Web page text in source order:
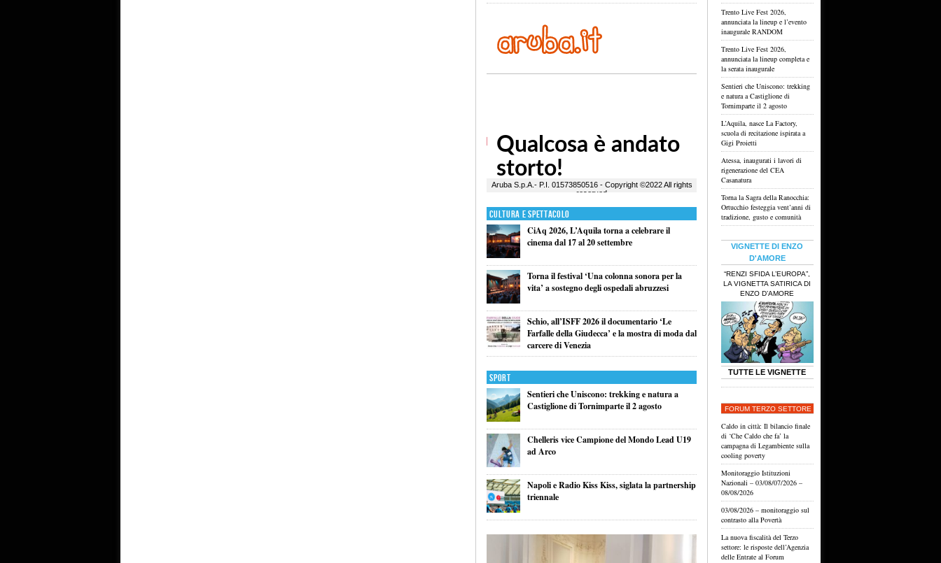
Cultura e Spettacolo
CiAq 2026, L’Aquila torna a celebrare il
cinema dal 17 al 20 settembre
Torna il festival ‘Una colonna sonora per la
vita’ a sostegno degli ospedali abruzzesi
Schio, all’ISFF 2026 il documentario ‘Le
Farfalle della Giudecca’ e la mostra di moda dal
carcere di Venezia
Sport
Sentieri che Uniscono: trekking e natura a
Castiglione di Tornimparte il 2 agosto
Chelleris vice Campione del Mondo Lead U19
ad Arco
Napoli e Radio Kiss Kiss, siglata la partnership
triennale
Trento Live Fest 2026,
annunciata la lineup e l’evento
inaugurale RANDOM
Trento Live Fest 2026,
annunciata la lineup completa e
la serata inaugurale
Sentieri che Uniscono: trekking
e natura a Castiglione di
Tornimparte il 2 agosto
L’Aquila, nasce La Factory,
scuola di recitazione ispirata a
Gigi Proietti
Atessa, inaugurati i lavori di
rigenerazione del CEA
Casanatura
Torna la Sagra della Ranocchia:
Ortucchio festeggia vent’anni di
tradizione, gusto e comunità
VIGNETTE DI ENZO
D'AMORE
“RENZI SFIDA L’EUROPA”,
LA VIGNETTA SATIRICA DI
ENZO D’AMORE
TUTTE LE VIGNETTE
FORUM TERZO SETTORE
Caldo in città: Il bilancio finale
di ‘Che Caldo che fa’ la
campagna di Legambiente sulla
cooling poverty
Monitoraggio Istituzioni
Nazionali – 03/08/07/2026 –
08/08/2026
03/08/2026 – monitoraggio sul
contrasto alla Povertà
La nuova fiscalità del Terzo
settore: le risposte dell’Agenzia
delle Entrate al Forum